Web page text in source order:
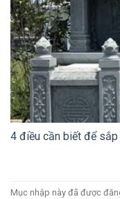
4 điều cần biết để
Mục nhập này đã được